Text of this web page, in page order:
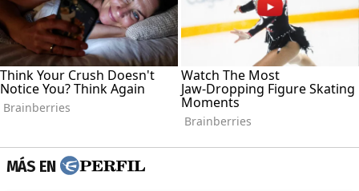
MÁS EN